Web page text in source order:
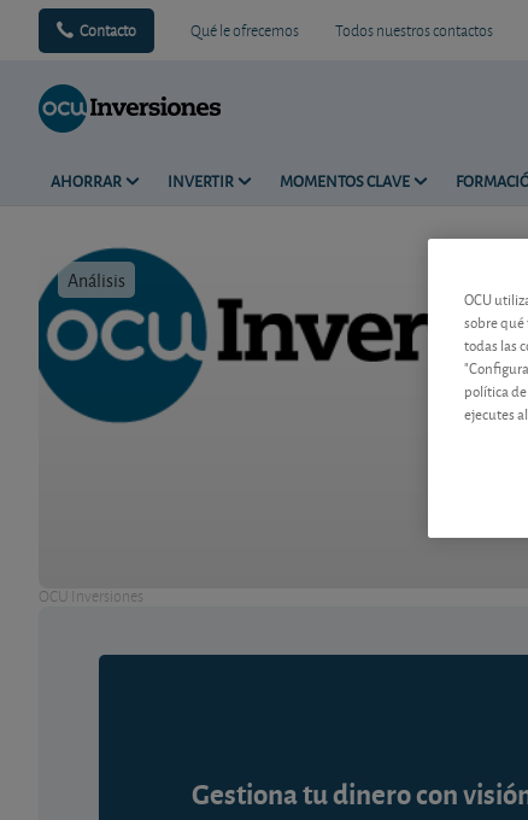
Contacto Qué le ofrecemos Todos nuestros contactos
AHORRAR INVERTIR MOMENTOS CLAVE
Análisis
OCU Inversiones
Gestiona tu dinero con
OCU
sobre
todas las
política
ejecutes